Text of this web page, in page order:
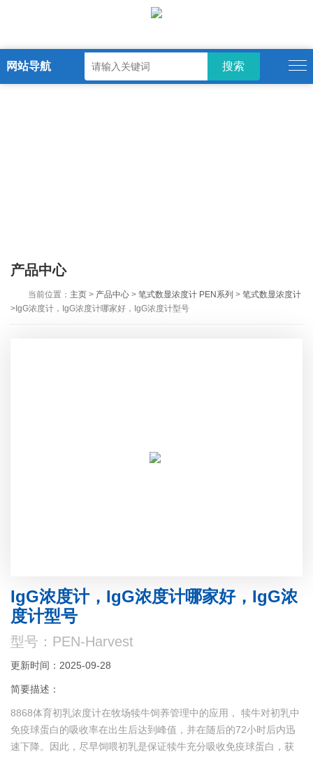
网站导航
产品中心
当前位置： 主页 > 产品中心 >笔式数显浓度计 PEN系列 >笔式数显浓度计
>IgG浓度计，IgG浓度计哪家好，IgG浓度计型号
IgG浓度计，IgG浓度计哪家好，IgG浓
度计型号
型号：PEN-Harvest
更新时间：2025-09-28
简要描述：
8868体育初乳浓度计在牧场犊牛饲养管理中的应用， 犊牛对初乳中
免疫球蛋白的吸收率在出生后达到峰值，并在随后的72小时后内迅
速下降。因此，尽早饲喂初乳是保证犊牛充分吸收免疫球蛋白，获